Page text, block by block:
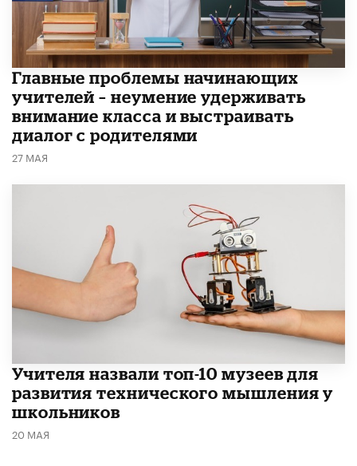
Главные проблемы начинающих
учителей – неумение удерживать
внимание класса и выстраивать
диалог с родителями
27 МАЯ
​Учителя назвали топ-10 музеев для
развития технического мышления у
школьников
20 МАЯ